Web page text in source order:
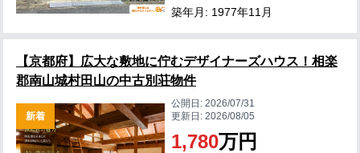
築年月: 1977年11月
【京都府】広大な敷地に佇むデザイナーズハウス！相楽
郡南山城村田山の中古別荘物件
新着
公開日:2026/07/31
更新日:2026/08/05
1,780万円